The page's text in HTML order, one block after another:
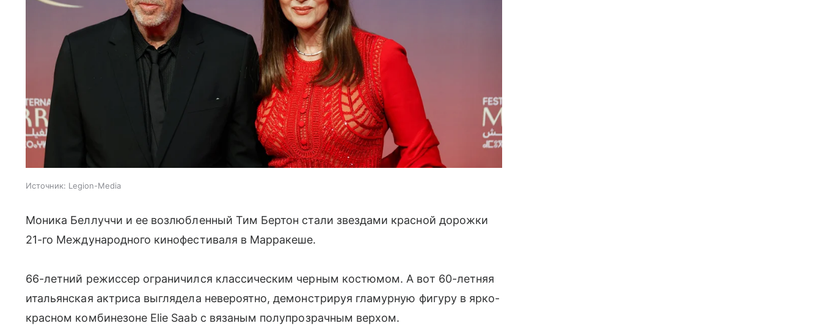
Источник: Legion-Media
Моника Беллуччи и ее возлюбленный Тим Бертон стали звездами красной дорожки
21-го Международного кинофестиваля в Марракеше.
66-летний режиссер ограничился классическим черным костюмом. А вот 60-летняя
итальянская актриса выглядела невероятно, демонстрируя гламурную фигуру в ярко-
красном комбинезоне Elie Saab с вязаным полупрозрачным верхом.